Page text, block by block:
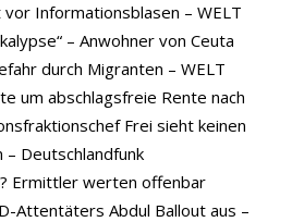
Informationsblasen – WELT
– Anwohner von Ceuta
durch Migranten – WELT
um abschlagsfreie Rente nach
Frei sieht keinen
– Deutschlandfunk
Ermittler werten offenbar
Attentäters Abdul Ballout aus –